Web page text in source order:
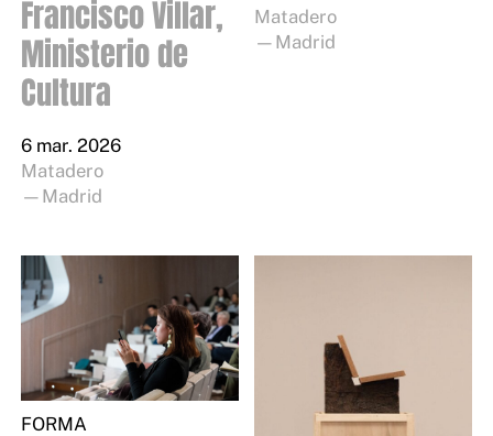
Francisco Villar,
Ministerio de
Cultura
6 mar. 2026
Matadero
—Madrid
Matadero
—Madrid
FORMA